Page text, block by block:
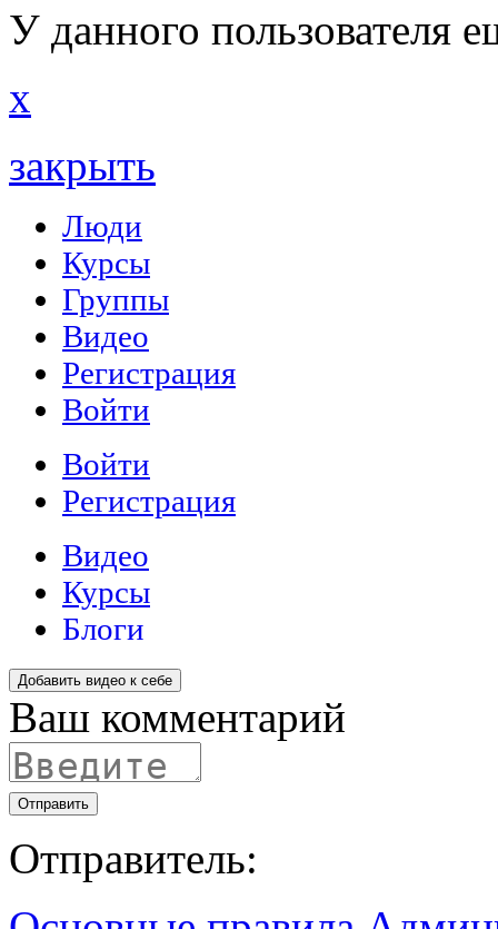
У данного пользователя
x
закрыть
Добавить видео к себе
Ваш комментарий
Отправить
Отправитель: